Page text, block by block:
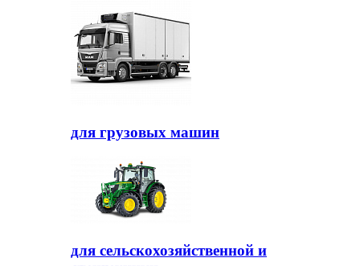
для грузовых машин
для сельскохозяйственной и